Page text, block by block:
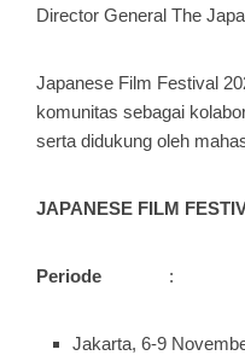
Director General The
Japanese Film Festival
komunitas sebagai
serta didukung oleh
JAPANESE FILM
Periode :
Jakarta, 6-9